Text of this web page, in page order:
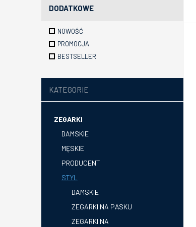
DODATKOWE
NOWOŚĆ
PROMOCJA
BESTSELLER
KATEGORIE
ZEGARKI
DAMSKIE
MĘSKIE
PRODUCENT
STYL
DAMSKIE
ZEGARKI NA PASKU
ZEGARKI NA